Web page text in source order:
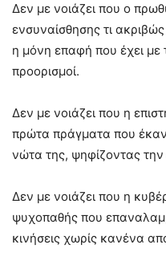
Δεν με νοιάζει που ο
ενσυναίσθησης τι
η μόνη επαφή που έχει με
προορισμοί.
Δεν με νοιάζει που η
πρώτα πράγματα που
νώτα της, ψηφίζοντας την
Δεν με νοιάζει που η
ψυχοπαθής που
κινήσεις χωρίς κανένα